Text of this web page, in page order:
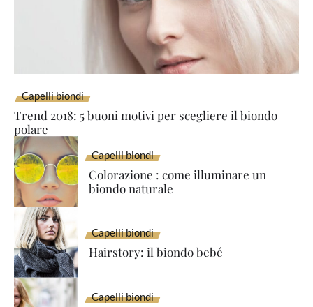
Capelli biondi
Trend 2018: 5 buoni motivi per scegliere il biondo
polare
Capelli biondi
Colorazione : come illuminare un
biondo naturale
Capelli biondi
Hairstory: il biondo bebé
Capelli biondi